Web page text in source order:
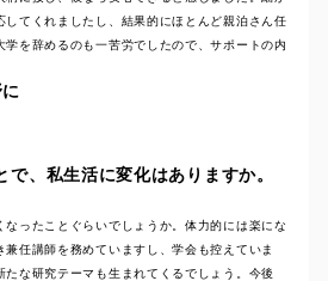
してくれましたし、結果的にほとんど親泊さん任
を辞めるのも一苦労でしたので、サポートの内
で、私生活に変化はありますか。
なったことぐらいでしょうか。体力的には楽にな
兼任講師を務めていますし、学会も控えていま
な研究テーマも生まれてくるでしょう。今後